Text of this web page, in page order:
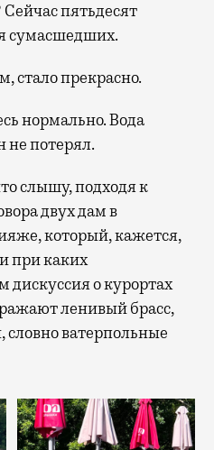
пятьдесят
сумасшедших.
стало прекрасно.
нормально. Вода
не потерял.
слышу, подходя к
двух дам в
который, кажется,
при каких
дискуссия о курортах
ленивый брасс,
словно ватерпольные